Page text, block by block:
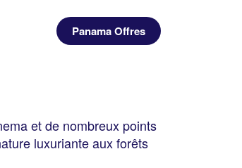
Panama Offres
et de nombreux points
luxuriante aux forêts